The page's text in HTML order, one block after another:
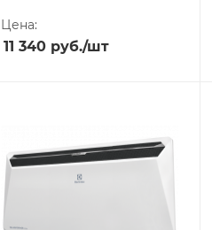
Цена:
11 340 руб./шт